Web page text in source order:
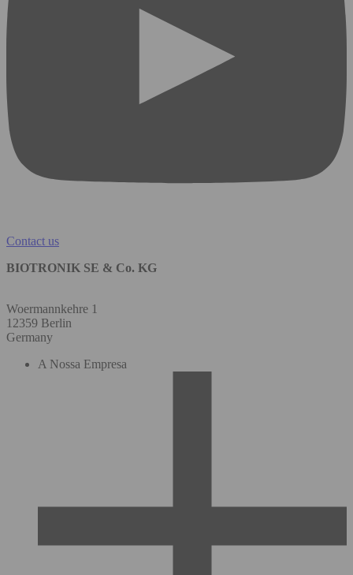
Contact us
BIOTRONIK SE & Co. KG
Woermannkehre 1
12359 Berlin
Germany
A Nossa Empresa